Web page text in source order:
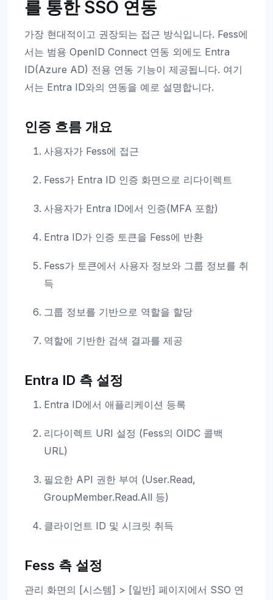
를 통한 SSO 연동
가장 현대적이고 권장되는 접근 방식입니다. Fess에
서는 범용 OpenID Connect 연동 외에도 Entra
ID(Azure AD) 전용 연동 기능이 제공됩니다. 여기
서는 Entra ID와의 연동을 예로 설명합니다.
인증 흐름 개요
사용자가 Fess에 접근
Fess가 Entra ID 인증 화면으로 리다이렉트
사용자가 Entra ID에서 인증(MFA 포함)
Entra ID가 인증 토큰을 Fess에 반환
Fess가 토큰에서 사용자 정보와 그룹 정보를 취
득
그룹 정보를 기반으로 역할을 할당
역할에 기반한 검색 결과를 제공
Entra ID 측 설정
Entra ID에서 애플리케이션 등록
리다이렉트 URI 설정 (Fess의 OIDC 콜백
URL)
필요한 API 권한 부여 (User.Read,
GroupMember.Read.All 등)
클라이언트 ID 및 시크릿 취득
Fess 측 설정
관리 화면의 [시스템] > [일반] 페이지에서 SSO 연